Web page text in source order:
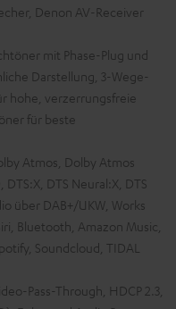
Denon AV-Receiver
mit Phase-Plug und
Darstellung, 3-Wege-
hohe, verzerrungsfreie
für beste
Atmos, Dolby Atmos
DTS Neural:X, DTS
über DAB+/UKW, Works
Bluetooth, Amazon Music,
Soundcloud, TIDAL
Pass-Through, HDCP 2.3,